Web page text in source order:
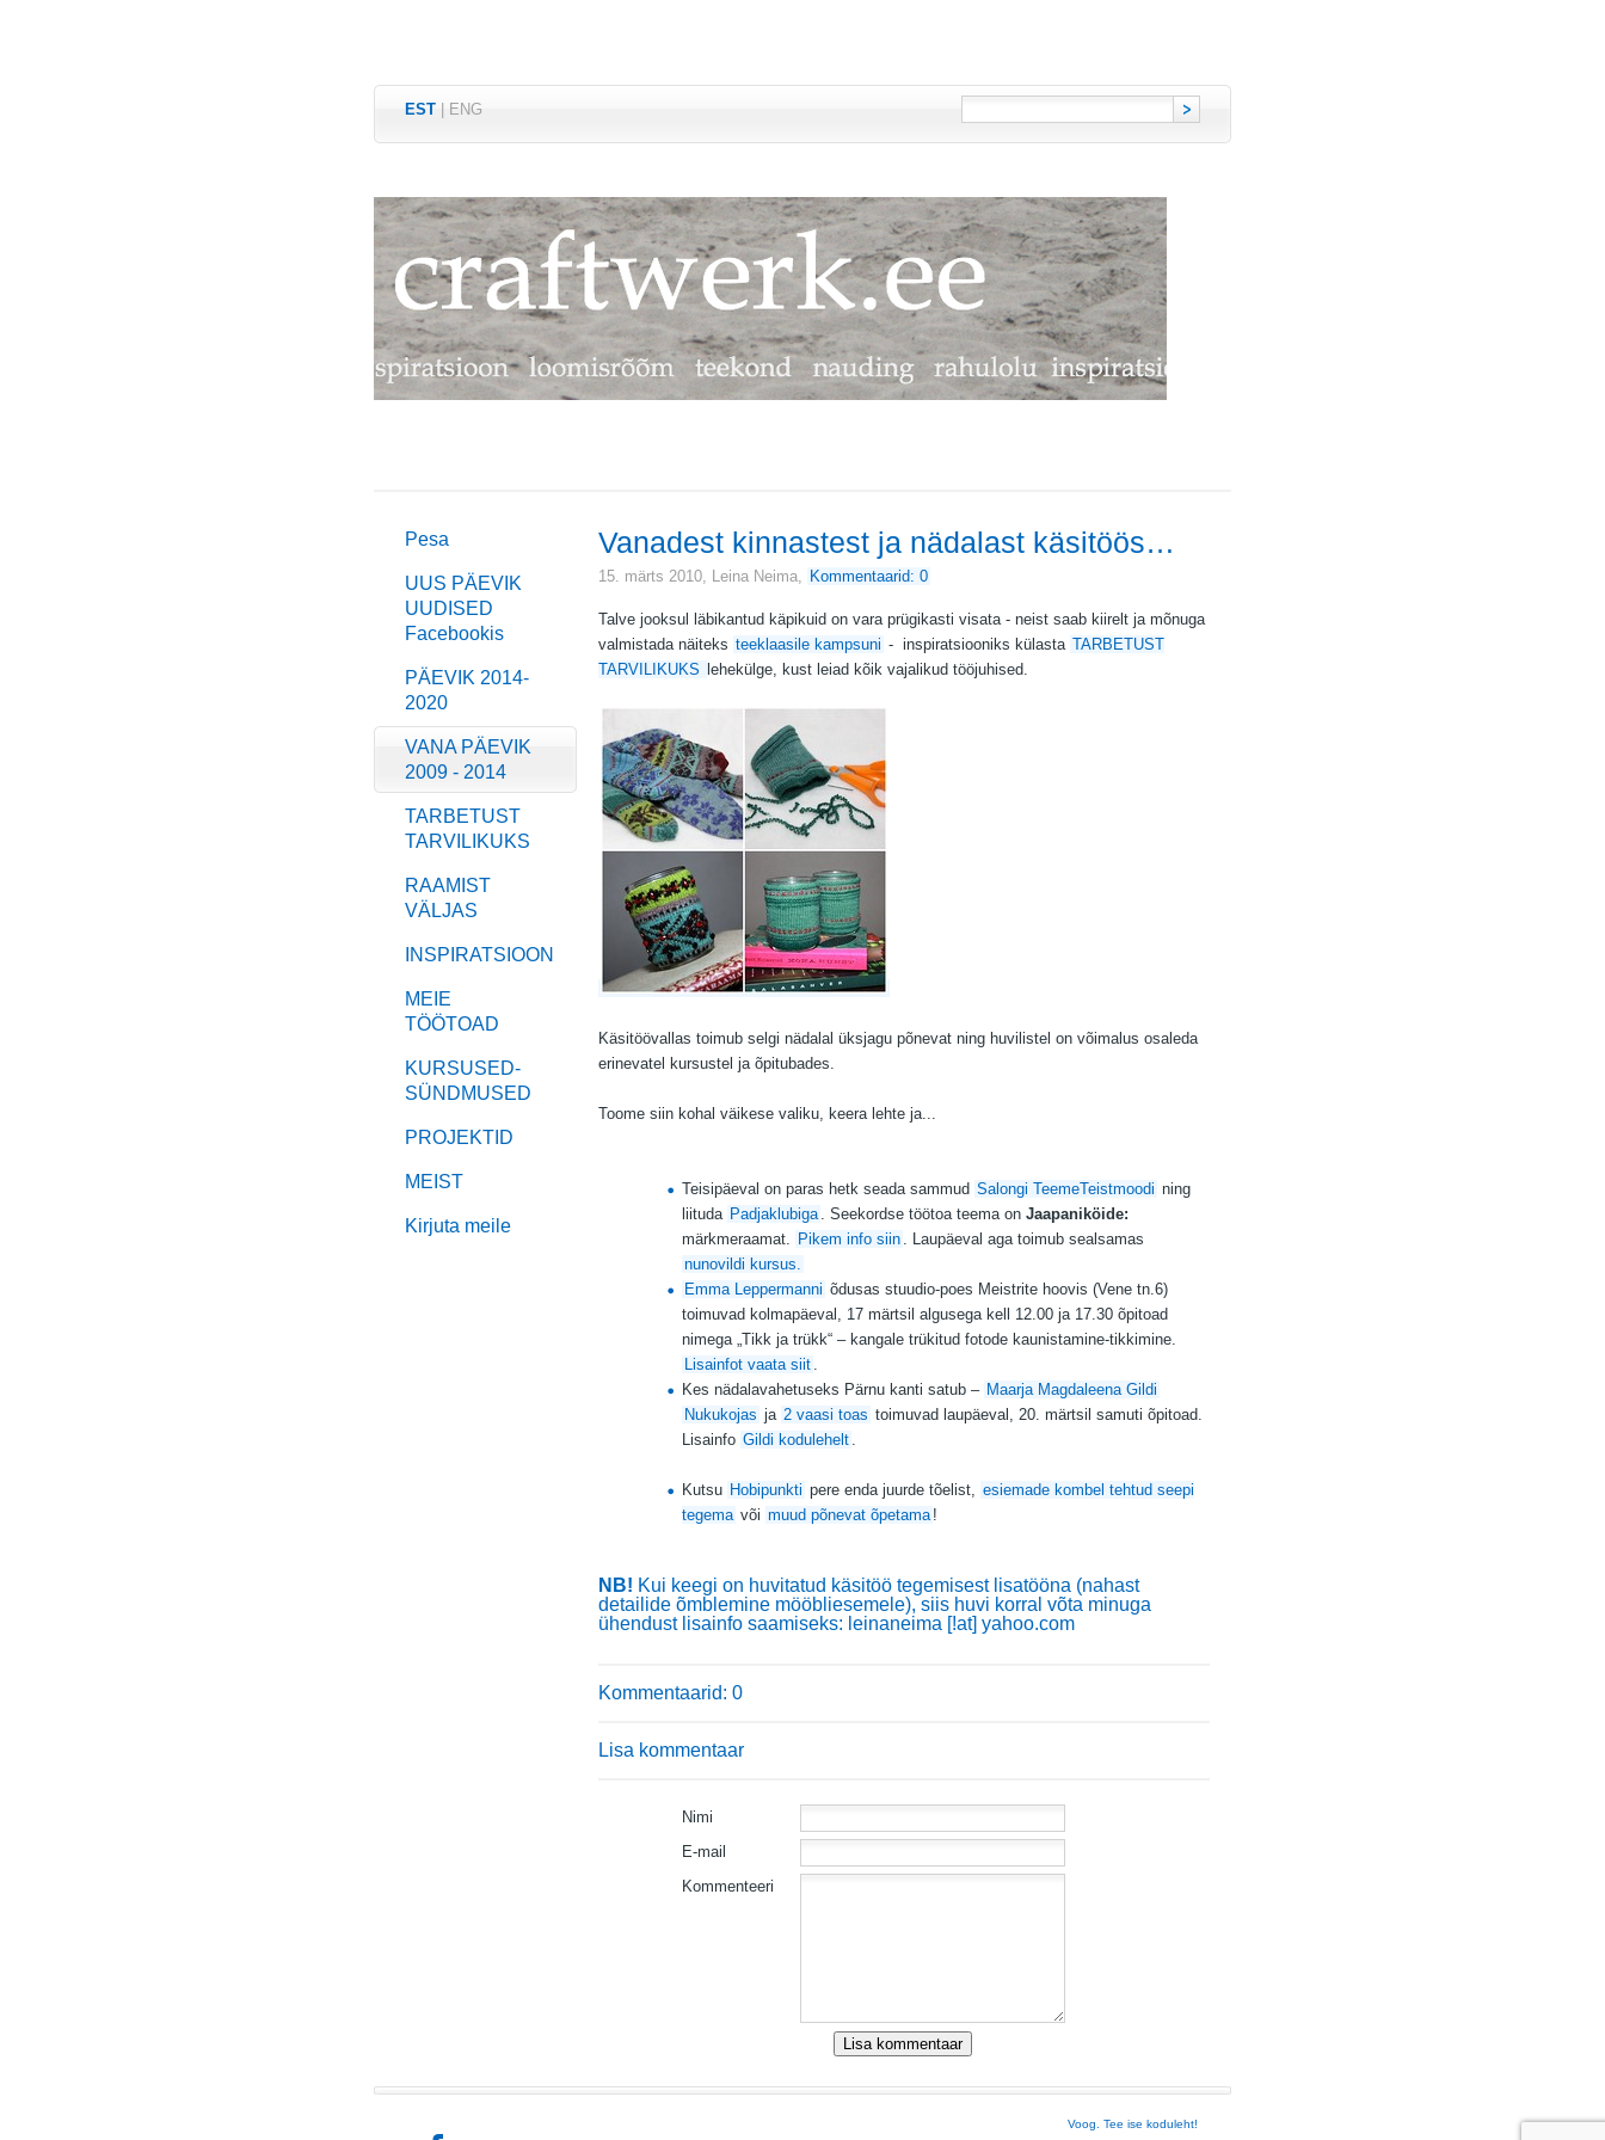
EST ENG
Pesa
UUS PÄEVIK
UUDISED
Facebookis
PÄEVIK 2014-
2020
VANA PÄEVIK
2009 - 2014
TARBETUST
TARVILIKUKS
RAAMIST
VÄLJAS
INSPIRATSIOON
MEIE
TÖÖTOAD
KURSUSED-
SÜNDMUSED
PROJEKTID
MEIST
Kirjuta meile
Vanadest kinnastest ja nädalast käsitöös…
15. märts 2010, Leina Neima, Kommentaarid: 0
Talve jooksul läbikantud käpikuid on vara prügikasti visata - neist saab kiirelt ja mõnuga
valmistada näiteks teeklaasile kampsuni - inspiratsiooniks külasta TARBETUST
TARVILIKUKS
lehekülge, kust leiad kõik vajalikud tööjuhised.
Käsitöövallas toimub selgi nädalal üksjagu põnevat ning huvilistel on võimalus osaleda
erinevatel kursustel ja õpitubades.
Toome siin kohal väikese valiku, keera lehte ja...
Teisipäeval on paras hetk seada sammud Salongi TeemeTeistmoodi ning
liituda Padjaklubiga . Seekordse töötoa teema on Jaapaniköide:
märkmeraamat. Pikem info siin . Laupäeval aga toimub sealsamas
nunovildi kursus.
Emma Leppermanni õdusas stuudio-poes Meistrite hoovis (Vene tn.6)
toimuvad kolmapäeval, 17 märtsil algusega kell 12.00 ja 17.30 õpitoad
nimega „Tikk ja trükk“ – kangale trükitud fotode kaunistamine-tikkimine.
Lisainfot vaata siit .
Kes nädalavahetuseks Pärnu kanti satub – Maarja Magdaleena Gildi
Nukukojas ja 2 vaasi toas toimuvad laupäeval, 20. märtsil samuti õpitoad.
Lisainfo Gildi kodulehelt .
Kutsu Hobipunkti pere enda juurde tõelist, esiemade kombel tehtud seepi
tegema või muud põnevat õpetama !
NB! Kui keegi on huvitatud käsitöö tegemisest lisatööna (nahast
detailide õmblemine mööbliesemele), siis huvi korral võta minuga
ühendust lisainfo saamiseks: leinaneima [!at] yahoo.com
Kommentaarid: 0
Lisa kommentaar
Nimi
E-mail
Kommenteeri
Voog. Tee ise koduleht!